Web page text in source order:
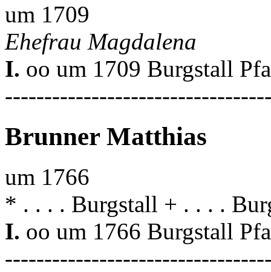
um 1709
Ehefrau Magdalena
I. oo um 1709 Burgstall
Brunner Matthias
um 1766
* . . . . Burgstall + . . . .
I. oo um 1766 Burgstall